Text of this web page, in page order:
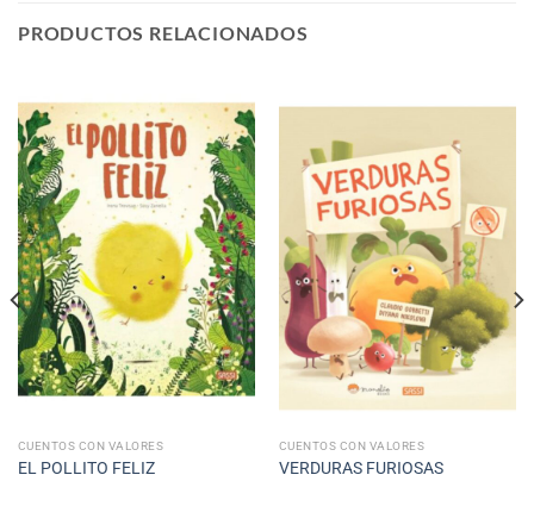
PRODUCTOS RELACIONADOS
CUENTOS CON VALORES
EL POLLITO FELIZ
CUENTOS CON VALORES
VERDURAS FURIOSAS